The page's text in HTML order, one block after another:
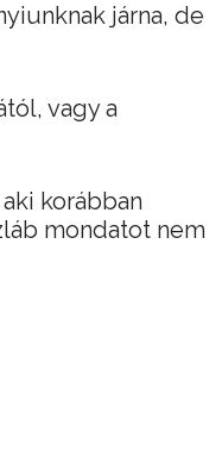
járna, de
vagy a
korábban
mondatot nem